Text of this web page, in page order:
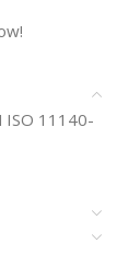
ISO 11140-